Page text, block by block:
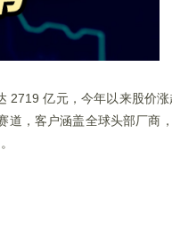
2719 亿元，今年以来股价
，客户涵盖全球头部厂商